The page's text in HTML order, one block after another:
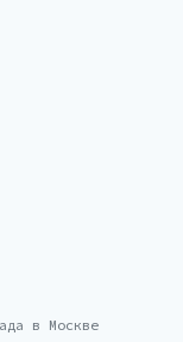
в Москве